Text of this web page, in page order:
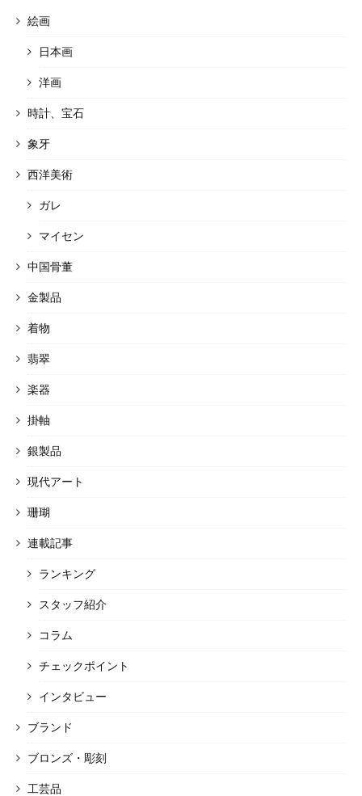
絵画
日本画
洋画
時計、宝石
象牙
西洋美術
ガレ
マイセン
中国骨董
金製品
着物
翡翠
楽器
掛軸
銀製品
現代アート
珊瑚
連載記事
ランキング
スタッフ紹介
コラム
チェックポイント
インタビュー
ブランド
ブロンズ・彫刻
工芸品